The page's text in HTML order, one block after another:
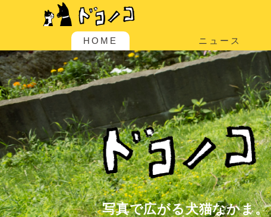
HOME ニュース
写真で広がる犬猫なかま。